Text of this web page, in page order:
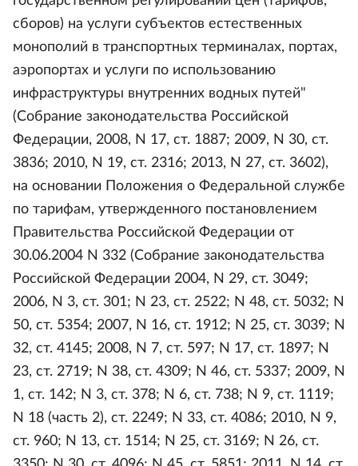
сборов) на услуги субъектов естественных
монополий в транспортных терминалах, портах,
аэропортах и услуги по использованию
инфраструктуры внутренних водных путей"
(Собрание законодательства Российской
Федерации, 2008, N 17, ст. 1887; 2009, N 30, ст.
3836; 2010, N 19, ст. 2316; 2013, N 27, ст. 3602),
на основании Положения о Федеральной службе
по тарифам, утвержденного постановлением
Правительства Российской Федерации от
30.06.2004 N 332 (Собрание законодательства
Российской Федерации 2004, N 29, ст. 3049;
2006, N 3, ст. 301; N 23, ст. 2522; N 48, ст. 5032; N
50, ст. 5354; 2007, N 16, ст. 1912; N 25, ст. 3039; N
32, ст. 4145; 2008, N 7, ст. 597; N 17, ст. 1897; N
23, ст. 2719; N 38, ст. 4309; N 46, ст. 5337; 2009, N
1, ст. 142; N 3, ст. 378; N 6, ст. 738; N 9, ст. 1119;
N 18 (часть 2), ст. 2249; N 33, ст. 4086; 2010, N 9,
ст. 960; N 13, ст. 1514; N 25, ст. 3169; N 26, ст.